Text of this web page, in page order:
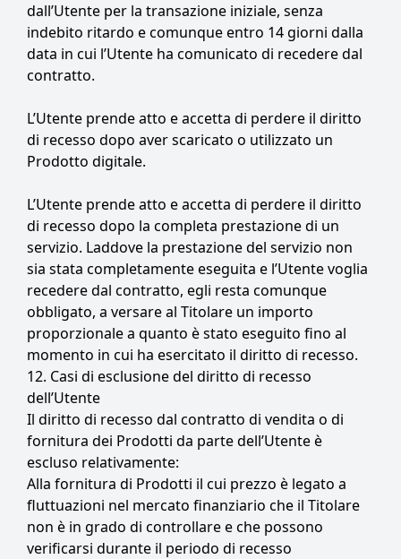
dall’Utente per la transazione iniziale, senza
indebito ritardo e comunque entro 14 giorni dalla
data in cui l’Utente ha comunicato di recedere dal
contratto.
L’Utente prende atto e accetta di perdere il diritto
di recesso dopo aver scaricato o utilizzato un
Prodotto digitale.
L’Utente prende atto e accetta di perdere il diritto
di recesso dopo la completa prestazione di un
servizio. Laddove la prestazione del servizio non
sia stata completamente eseguita e l’Utente voglia
recedere dal contratto, egli resta comunque
obbligato, a versare al Titolare un importo
proporzionale a quanto è stato eseguito fino al
momento in cui ha esercitato il diritto di recesso.
12. Casi di esclusione del diritto di recesso
dell’Utente
Il diritto di recesso dal contratto di vendita o di
fornitura dei Prodotti da parte dell’Utente è
escluso relativamente:
Alla fornitura di Prodotti il cui prezzo è legato a
fluttuazioni nel mercato finanziario che il Titolare
non è in grado di controllare e che possono
verificarsi durante il periodo di recesso